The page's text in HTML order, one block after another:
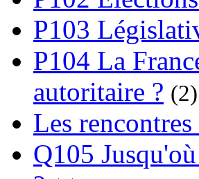
P103
P104 La
autoritaire ? (2)
Les
Q105